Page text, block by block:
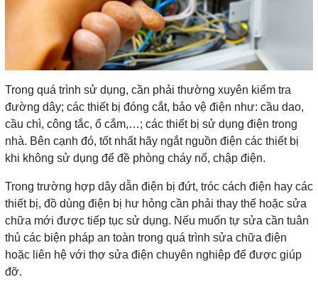
Trong quá trình sử dụng, cần phải thường xuyên kiểm tra
đường dây; các thiết bị đóng cắt, bảo vệ điện như: cầu dao,
cầu chì, công tắc, ổ cắm,…; các thiết bị sử dụng điện trong
nhà. Bên cạnh đó, tốt nhất hãy ngắt nguồn điện các thiết bị
khi không sử dụng để đề phòng cháy nổ, chập điện.
Trong trường hợp dây dẫn điện bị đứt, tróc cách điện hay các
thiết bị, đồ dùng điện bị hư hỏng cần phải thay thế hoặc sửa
chữa mới được tiếp tục sử dụng. Nếu muốn tự sửa cần tuân
thủ các biện pháp an toàn trong quá trình sửa chữa điện
hoặc liên hệ với thợ sửa điện chuyên nghiệp để được giúp
đỡ.